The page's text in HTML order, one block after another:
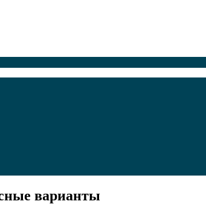
варианты